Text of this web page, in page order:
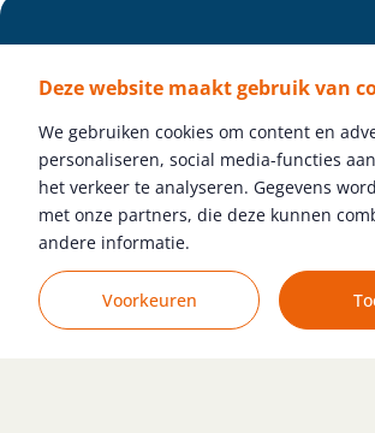
Deze website maakt gebruik van
We gebruiken cookies om content en
personaliseren, social media-functies
het verkeer te analyseren. Gegevens
met onze partners, die deze kunnen
andere informatie.
Voorkeuren